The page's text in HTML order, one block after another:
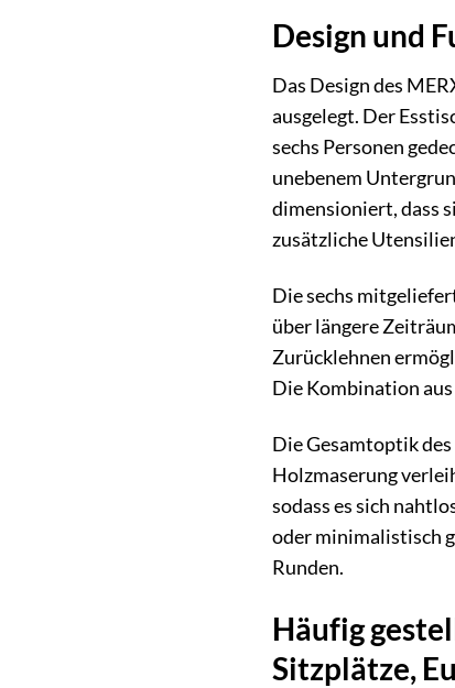
Design und
Das Design des
ausgelegt. Der
sechs Personen
unebenem
dimensioniert, dass
zusätzliche
Die sechs
über längere
Zurücklehnen
Die Kombination
Die Gesamtoptik
Holzmaserung
sodass es sich
oder minimalistisch
Runden.
Häufig
Sitzplätze,